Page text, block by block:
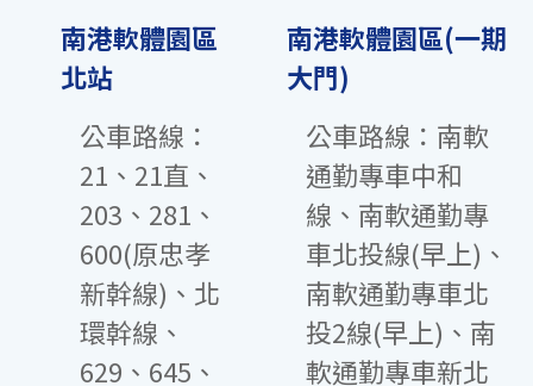
南港軟體園區
北站
公車路線：
21、21直、
203、281、
600(原忠孝
新幹線)、北
環幹線、
629、645、
南港軟體園區(一期
大門)
公車路線：南軟
通勤專車中和
線、南軟通勤專
車北投線(早上)、
南軟通勤專車北
投2線(早上)、南
軟通勤專車新北